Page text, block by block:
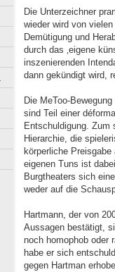
Die Unterzeichner
wieder wird von
Demütigung und
durch das ‚eigene
inszenierenden
dann gekündigt wird,
Die MeToo-
sind Teil einer
Entschuldigung. Zum
Hierarchie, die
körperliche
eigenen Tuns ist
Burgtheaters sich
weder auf die
Hartmann, der von
Aussagen bestätigt,
noch homophob oder
habe er sich
gegen Hartman